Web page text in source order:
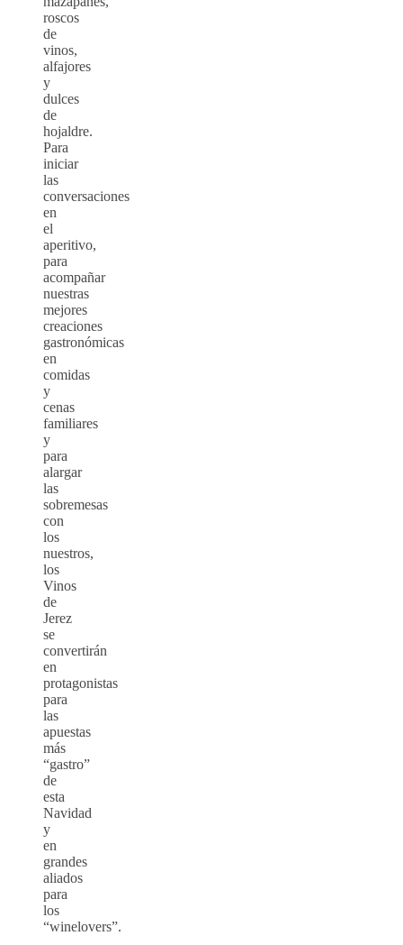
roscos
de
vinos,
alfajores
y
dulces
de
hojaldre.
Para
iniciar
las
conversaciones
en
el
aperitivo,
para
acompañar
nuestras
mejores
creaciones
gastronómicas
en
comidas
y
cenas
familiares
y
para
alargar
las
sobremesas
con
los
nuestros,
los
Vinos
de
Jerez
se
convertirán
en
protagonistas
para
las
apuestas
más
“gastro”
de
esta
Navidad
y
en
grandes
aliados
para
los
“winelovers”.